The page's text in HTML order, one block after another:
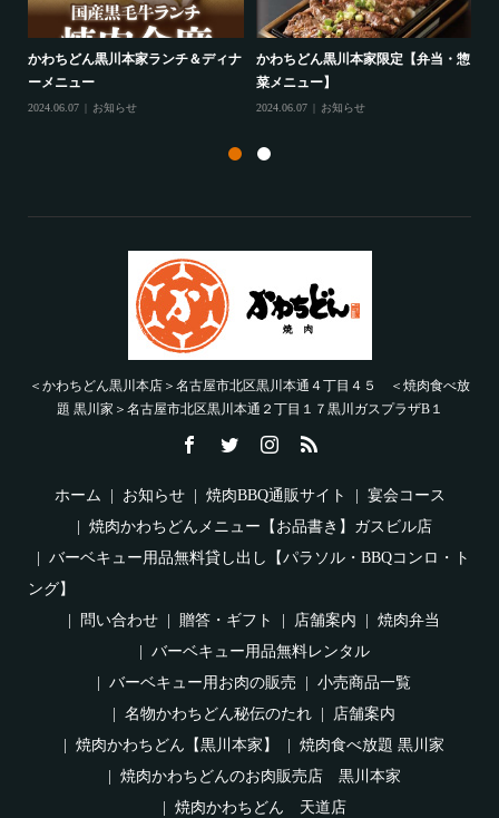
かわちどん黒川本家ランチ＆ディナ
ーメニュー
2024.06.07 お知らせ
かわちどん黒川本家限定【弁当・惣
菜メニュー】
2024.06.07 お知らせ
＜かわちどん黒川本店＞名古屋市北区黒川本通４丁目４５ ＜焼肉食べ放
題 黒川家＞名古屋市北区黒川本通２丁目１７黒川ガスプラザB１
ホーム お知らせ 焼肉BBQ通販サイト
宴会コース
焼肉かわちどんメニュー【お品書き】ガスビル店
バーベキュー用品無料貸し出し【パラソル・BBQコンロ・ト
ング】
問い合わせ
贈答・ギフト 店舗案内
焼肉弁当
バーベキュー用品無料レンタル
バーベキュー用お肉の販売
小売商品一覧
名物かわちどん秘伝のたれ
店舗案内
焼肉かわちどん【黒川本家】
焼肉食べ放題 黒川家
焼肉かわちどんのお肉販売店 黒川本家
焼肉かわちどん 天道店